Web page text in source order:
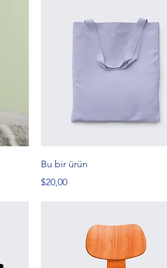
Bu bir ürün
Fiyat
$20,00